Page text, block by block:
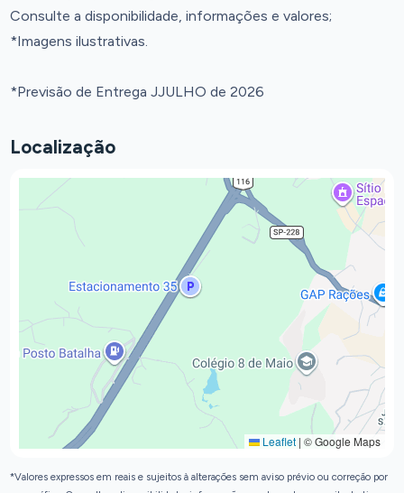
Consulte a disponibilidade, informações e valores;
*Imagens ilustrativas.
*Previsão de Entrega JJULHO de 2026
Localização
Leaflet | © Google Maps
*Valores expressos em reais e sujeitos à alterações sem aviso prévio ou correção por